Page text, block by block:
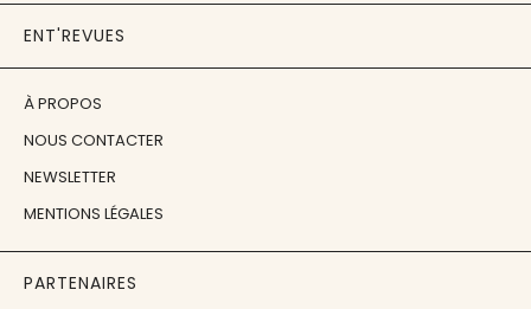
ENT'REVUES
À PROPOS
NOUS CONTACTER
NEWSLETTER
MENTIONS LÉGALES
PARTENAIRES